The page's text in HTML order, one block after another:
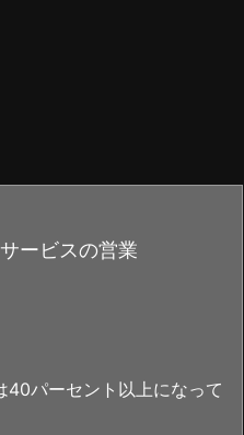
ービスの営業
40パーセント以上になって